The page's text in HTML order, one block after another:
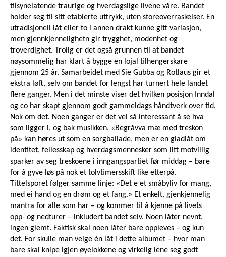
tilsynelatende traurige og hverdagslige livene våre. Bandet
holder seg til sitt etablerte uttrykk, uten storeoverraskelser. En
utradisjonell låt eller to i annen drakt kunne gitt variasjon,
men gjennkjennelighetn gir trygghet, modenhet og
troverdighet. Trolig er det også grunnen til at bandet
nøysommelig har klart å bygge en lojal tilhengerskare
gjennom 25 år. Samarbeidet med Sie Gubba og Rotlaus gir et
ekstra løft, selv om bandet for lengst har turnert hele landet
flere ganger. Men i det minste viser det hvilken posisjon Inndal
og co har skapt gjennom godt gammeldags håndtverk over tid.
Nok om det. Noen ganger er det vel så interessant å se hva
som ligger i, og bak musikken. «Begråvva mæ med treskon
på» kan høres ut som en sorgballade, men er en gladlåt om
identitet, fellesskap og hverdagsmennesker som litt motvillig
sparker av seg treskoene i inngangspartiet før middag – bare
for å gyve løs på nok et tolvtimersskift like etterpå.
Tittelsporet følger samme linje: «Det e et småbyliv for mang,
med ei hand og en drøm og et fang.» Et enkelt, gjenkjennelig
mantra for alle som har – og kommer til å kjenne på livets
opp- og nedturer – inkludert bandet selv. Noen låter nevnt,
ingen glemt. Faktisk skal noen låter bare oppleves – og kun
det. For skulle man velge én låt i dette albumet – hvor man
bare skal knipe igjen øyelokkene og virkelig lene seg godt